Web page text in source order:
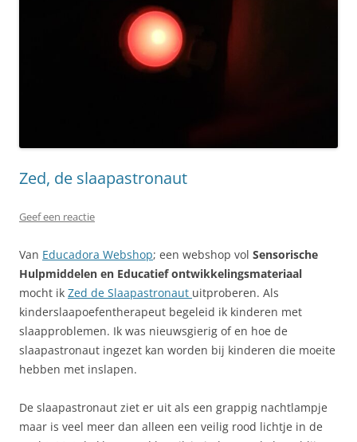
Zed, de slaapastronaut
Geef een reactie
Van Educadora Webshop; een webshop vol Sensorische
Hulpmiddelen en Educatief ontwikkelingsmateriaal
mocht ik Zed de Slaapastronaut uitproberen. Als
kinderslaapoefentherapeut begeleid ik kinderen met
slaapproblemen. Ik was nieuwsgierig of en hoe de
slaapastronaut ingezet kan worden bij kinderen die moeite
hebben met inslapen.
De slaapastronaut ziet er uit als een grappig nachtlampje
maar is veel meer dan alleen een veilig rood lichtje in de